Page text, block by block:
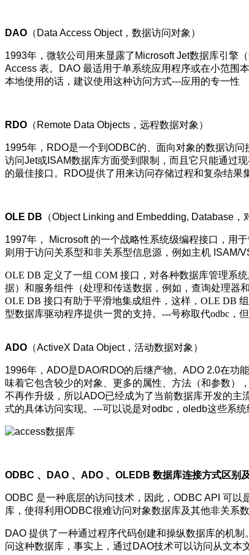
DAO （Data Access Object，数据访问对象）
1993年，微软公司用来显露了Microsoft Jet数据库引擎
Access 表。DAO 最适用于单系统应用程序或在小范围
本地使用的话，建议使用这种访问方式---应用的专一性
RDO （Remote Data Objects，远程数据对象）
1995年，RDO是一个到ODBC的、面向对象的数据访
访问Jet或ISAM数据库方面受到限制，而且它只能通过
的最佳接口。RDO提供了用来访问存储过程和复杂结
OLE DB （Object Linking and Embedding, Database，
1997年， Microsoft 的一个战略性系统级编程接口，用
则用于访问关系型和非关系型信息源，例如主机 ISAM/
OLE DB 定义了一组 COM 接口，对各种数据库管理系
据）和服务组件（处理和传送数据，例如，查询处理器
OLE DB 接口有助于平滑地集成组件，这样，OLE DB
型数据库驱动程序提供一贯的支持。---号称取代odbc，
ADO （ActiveX Data Object，活动数据对象）
1996年，ADO是DAO/RDO的后继产物。ADO 2.0在功
味着它包含较少的对象、更多的属性、方法（和参数）
不再作升级，所以ADO已经成为了当前数据库开发的
式的具体访问实现。---可以说是对odbc，oledb这些系
ODBC 、DAO 、ADO 、OLEDB 数据库连接方式区别
ODBC 是一种底层的访问技术，因此，ODBC API 可
库，使得利用ODBC很难访问对象数据库及其他非关系数
DAO 提供了一种通过程序代码创建和操纵数据库的机
问这种数据库，事实上，通过DAO技术可以访问从文本